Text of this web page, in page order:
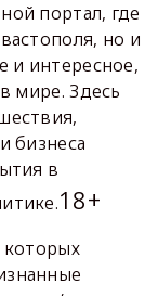
портал, где
но и
и интересное,
мире. Здесь
бизнеса
в
18+